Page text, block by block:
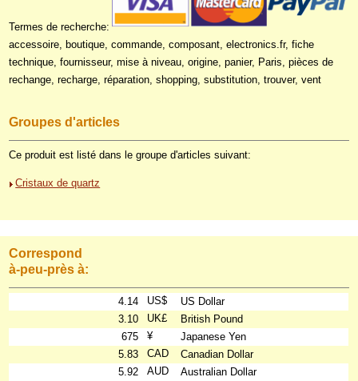
Termes de recherche:
accessoire, boutique, commande, composant, electronics.fr, fiche
technique, fournisseur, mise à niveau, origine, panier, Paris, pièces de
rechange, recharge, réparation, shopping, substitution, trouver, vent
Groupes d'articles
Ce produit est listé dans le groupe d'articles suivant:
Cristaux de quartz
Correspond
à-peu-près à:
4.14 US$
US Dollar
3.10
UK£
British Pound
675
¥
Japanese Yen
5.83
CAD
Canadian Dollar
5.92
AUD
Australian Dollar